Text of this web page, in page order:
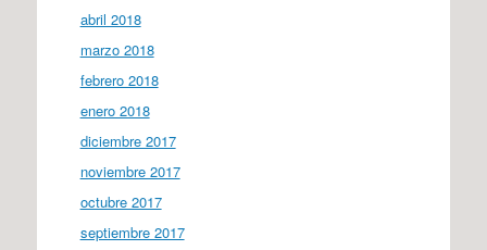
abril 2018
marzo 2018
febrero 2018
enero 2018
diciembre 2017
noviembre 2017
octubre 2017
septiembre 2017